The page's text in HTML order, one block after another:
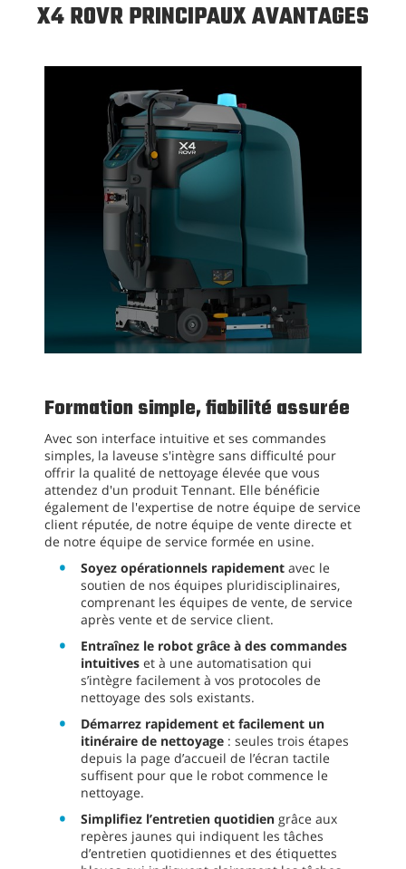
X4 ROVR PRINCIPAUX AVANTAGES
Formation simple, fiabilité assurée
Avec son interface intuitive et ses commandes
simples, la laveuse s'intègre sans difficulté pour
offrir la qualité de nettoyage élevée que vous
attendez d'un produit Tennant. Elle bénéficie
également de l'expertise de notre équipe de service
client réputée, de notre équipe de vente directe et
de notre équipe de service formée en usine.
Soyez opérationnels rapidement avec le
soutien de nos équipes pluridisciplinaires,
comprenant les équipes de vente, de service
après vente et de service client.
Entraînez le robot grâce à des commandes
intuitives et à une automatisation qui
s’intègre facilement à vos protocoles de
nettoyage des sols existants.
Démarrez rapidement et facilement un
itinéraire de nettoyage : seules trois étapes
depuis la page d’accueil de l’écran tactile
suffisent pour que le robot commence le
nettoyage.
Simplifiez l’entretien quotidien grâce aux
repères jaunes qui indiquent les tâches
d’entretien quotidiennes et des étiquettes